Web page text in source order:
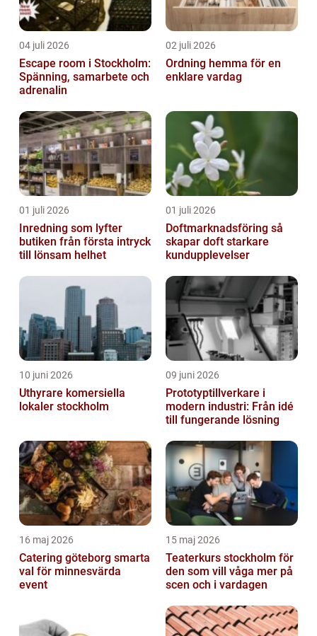
04 juli 2026
Escape room i Stockholm:
Spänning, samarbete och
adrenalin
02 juli 2026
Ordning hemma för en
enklare vardag
01 juli 2026
Inredning som lyfter
butiken från första intryck
till lönsam helhet
01 juli 2026
Doftmarknadsföring så
skapar doft starkare
kundupplevelser
10 juni 2026
Uthyrare komersiella
lokaler stockholm
09 juni 2026
Prototyptillverkare i
modern industri: Från idé
till fungerande lösning
16 maj 2026
Catering göteborg smarta
val för minnesvärda
event
15 maj 2026
Teaterkurs stockholm för
den som vill våga mer på
scen och i vardagen